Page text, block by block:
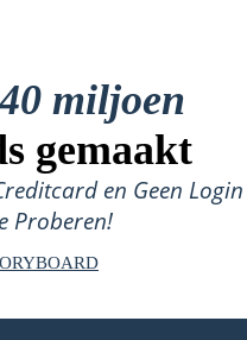
40 miljoen
gemaakt
en Geen Login
Proberen!